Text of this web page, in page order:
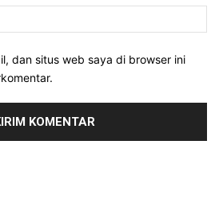
dan situs web saya di browser ini